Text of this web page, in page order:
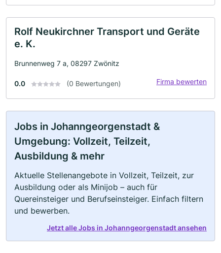
Rolf Neukirchner Transport und Geräte
e. K.
Brunnenweg 7 a, 08297 Zwönitz
0.0 (0 Bewertungen) Firma bewerten
Jobs in Johanngeorgenstadt &
Umgebung: Vollzeit, Teilzeit,
Ausbildung & mehr
Aktuelle Stellenangebote in Vollzeit, Teilzeit, zur
Ausbildung oder als Minijob – auch für
Quereinsteiger und Berufseinsteiger. Einfach filtern
und bewerben.
Jetzt alle Jobs in Johanngeorgenstadt ansehen